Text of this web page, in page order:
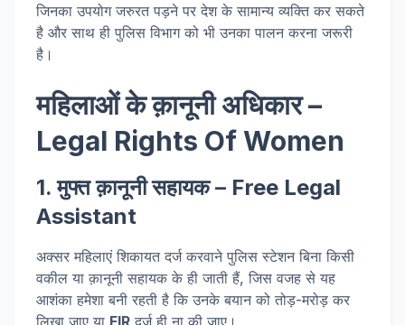
जिनका उपयोग जरुरत पड़ने पर देश के सामान्य व्यक्ति कर सकते
है और साथ ही पुलिस विभाग को भी उनका पालन करना जरूरी
है।
महिलाओं के क़ानूनी अधिकार –
Legal Rights Of Women
1. मुफ्त क़ानूनी सहायक – Free Legal
Assistant
अक्सर महिलाएं शिकायत दर्ज करवाने पुलिस स्टेशन बिना किसी
वकील या क़ानूनी सहायक के ही जाती हैं, जिस वजह से यह
आशंका हमेशा बनी रहती है कि उनके बयान को तोड़-मरोड़ कर
लिखा जाए या FIR दर्ज ही ना की जाए।